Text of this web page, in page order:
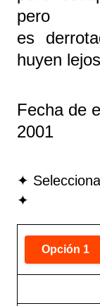
pero
es
huyen
Fecha de
2001
✦
✦